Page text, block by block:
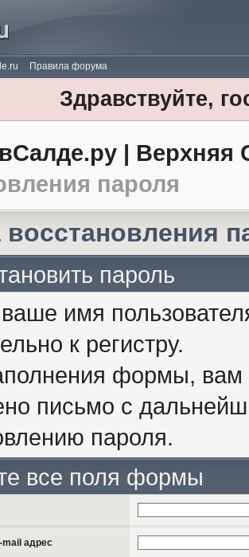
Правила форума
Здравствуйте,
| Верхняя
пароля
пароль
имя
к регистру.
формы, вам
письмо с
пароля.
все поля формы
адрес